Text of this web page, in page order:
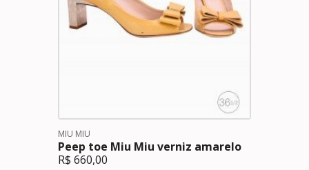
MIU MIU
Peep toe Miu Miu verniz amarelo
R$ 660,00